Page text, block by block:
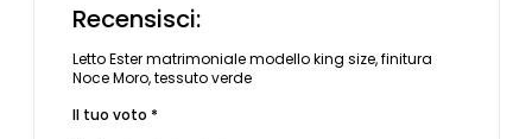
Recensisci:
Letto Ester matrimoniale modello king size, finitura
Noce Moro, tessuto verde
Il tuo voto *